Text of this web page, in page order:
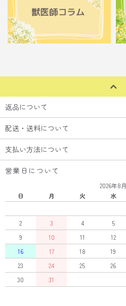
返品について
配送・送料について
支払い方法について
営業日について
2026年8月
日
月 火 水
2
3 4 5
9
10 11 12
16
17 18 19
23
24 25 26
30
31